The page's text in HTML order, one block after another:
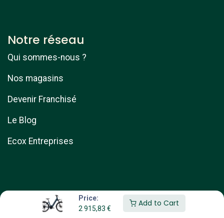
Price:
2 915,83 €
Add to Cart
Notre réseau
Qui sommes-nous ?
Nos magasins
Devenir Franchisé
Le Blog
Ecox Entreprises